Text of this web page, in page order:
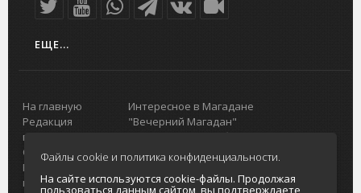
ЕЩЕ...
На главную
Редакция
портала
О проекте
Реклама на
портале
Интересное в Магадане
"Вечерний Магадан"
Городская доска объявлений
Реклама
Главный туристический портал
Колымы
Файлы cookie и политика конфиденциальности.
На сайте используются cookie-файлы. Продолжая
пользоваться данным сайтом, вы подтверждаете